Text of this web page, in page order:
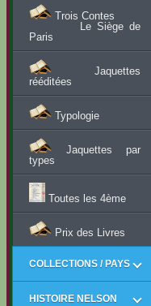
Trois Contes
Le Siège de
Paris
Jaquettes
rééditées
Typologie
Jaquettes par
types
Toutes les 4ème
Prix des Livres
COLLECTIONS / PAYS
HISTOIRE NELSON